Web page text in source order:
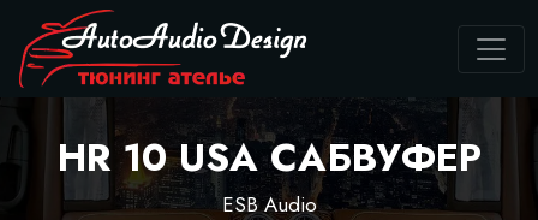
HR 10 USA САБВУФЕР
ESB Audio